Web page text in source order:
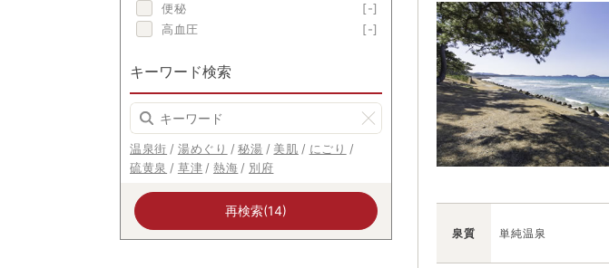
便秘
[-]
高血圧
[-]
キーワード検索
温泉街 湯めぐり 秘湯 美肌
にごり
硫黄泉
草津 熱海 別府
再検索(14)
泉質 単純温泉